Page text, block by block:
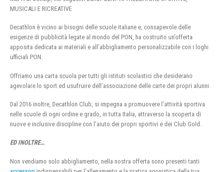
MUSICALI E RICREATIVE
Decathlon è vicino ai bisogni delle scuole italiane e, consapevole delle
esigenze di pubblicità legate al mondo del PON, ha costruito un’offerta
apposita dedicata ai materiali e all’abbigliamento personalizzabile con i loghi
ufficiali PON.
Offriamo una carta scuola per tutti gli istituti scolastici che desiderano
agevolare lo sport ed usufruire dell’associazione delle carte dei propri alunni.
Dal 2016 inoltre, Decathlon Club, si impegna a promuovere l’attività sportiva
nelle scuole di ogni ordine e grado, in tutta Italia, attraverso la scoperta di
nuove e inclusive discipline con l’aiuto dei propri sportivi e dei Club Gold.
ED INOLTRE…
Non vendiamo solo abbigliamento, nella nostra offerta sono presenti tanti